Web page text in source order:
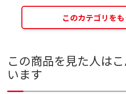
このカテゴリを
この商品を見た人は
います